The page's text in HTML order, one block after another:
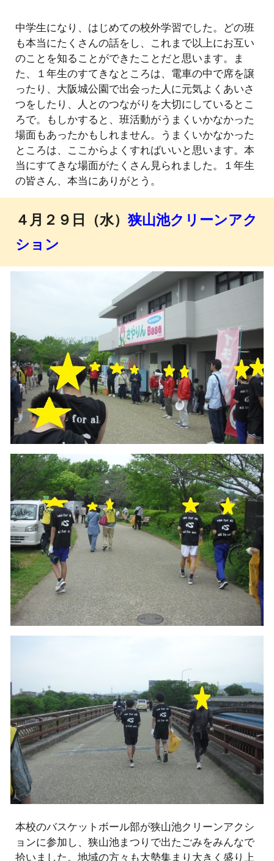
中学生になり、はじめての校外学習でした。どの班
も本当にたくさんの話をし、これまで以上にお互い
のことを知ることができたことだと思います。ま
た、１年生のすてきなところは、電車の中で席を譲
ったり、大阪城公園で出会った人に元気よくあいさ
つをしたり、人とのつながりを大切にしているとこ
ろで。もしかすると、班活動がうまくいかなかった
場面もあったかもしれません。うまくいかなかった
ところは、ここからよくすればいいと思います。本
当にすてきな場面がたくさん見られました。１年生
の皆さん、本当にありがとう。
４月２９日（水）狭山池クリーンアク
ション
本校のバスケットボール部が狭山池クリーンアクシ
ョンに参加し、狭山池まつりで出たごみをみんなで
拾いました。地域の方々も大勢集まり大きく盛り上